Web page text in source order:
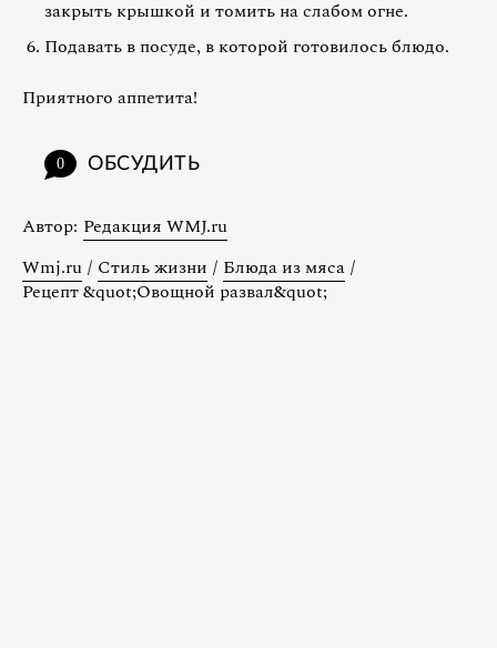
закрыть крышкой и томить на слабом огне.
Подавать в посуде, в которой готовилось блюдо.
Приятного аппетита!
0 ОБСУДИТЬ
Автор: Редакция WMJ.ru
Wmj.ru / Стиль жизни / Блюда из мяса /
Рецепт &quot;Овощной развал&quot;